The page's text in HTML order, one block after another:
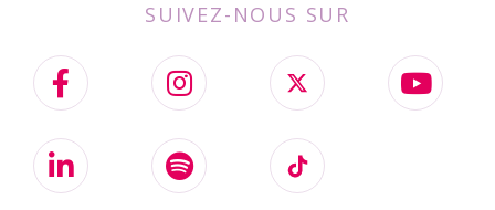
SUIVEZ-NOUS SUR